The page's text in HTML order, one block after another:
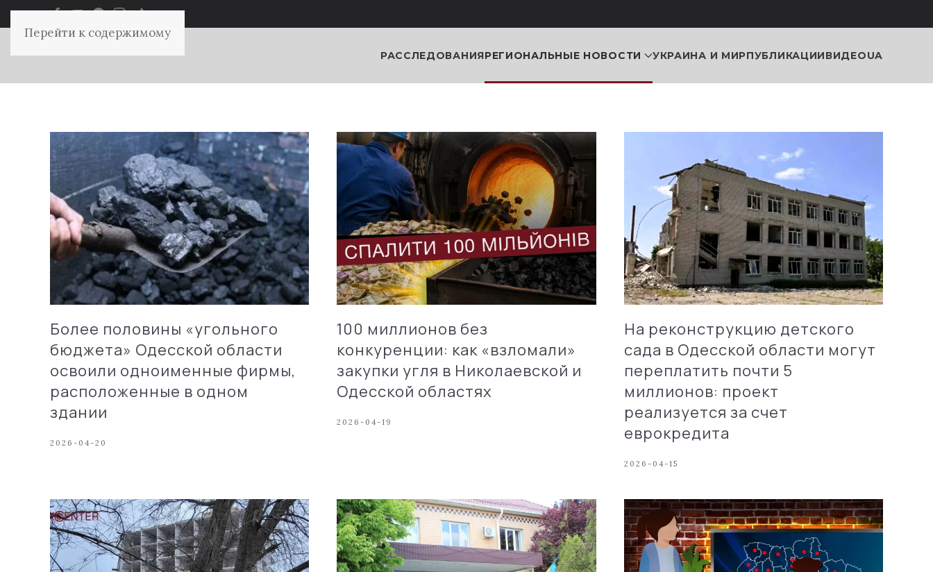
Перейти к содержимому
РАССЛЕДОВАНИЯРЕГИОНАЛЬНЫЕ НОВОСТИ УКРАИНА И МИРПУБЛИКАЦИИВИДЕОUA
Более половины «угольного
бюджета» Одесской области
освоили одноименные фирмы,
расположенные в одном
здании
2026-04-20
100 миллионов без
конкуренции: как «взломали»
закупки угля в Николаевской и
Одесской областях
2026-04-19
На реконструкцию детского
сада в Одесской области могут
переплатить почти 5
миллионов: проект
реализуется за счет
еврокредита
2026-04-15